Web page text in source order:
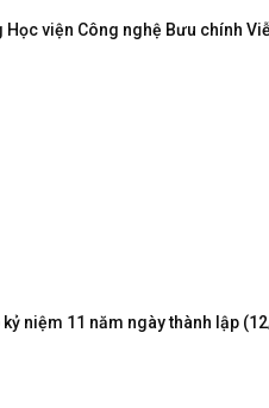
viện Công nghệ Bưu chính
niệm 11 năm ngày thành lập